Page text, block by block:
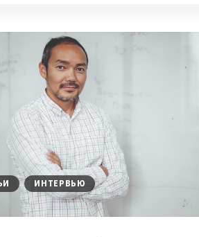
СРЕДИ
РАЗРАБОТЧИКОВ
ИНТЕРВЬЮ